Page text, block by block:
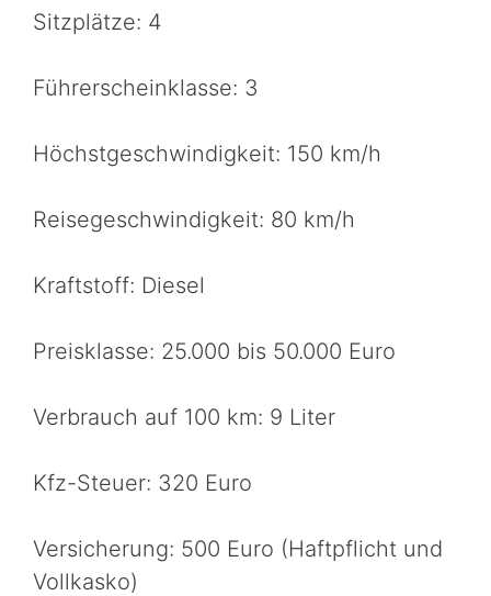
Sitzplätze: 4
Führerscheinklasse: 3
Höchstgeschwindigkeit: 150 km/h
Reisegeschwindigkeit: 80 km/h
Kraftstoff: Diesel
Preisklasse: 25.000 bis 50.000 Euro
Verbrauch auf 100 km: 9 Liter
Kfz-Steuer: 320 Euro
Versicherung: 500 Euro (Haftpflicht und
Vollkasko)